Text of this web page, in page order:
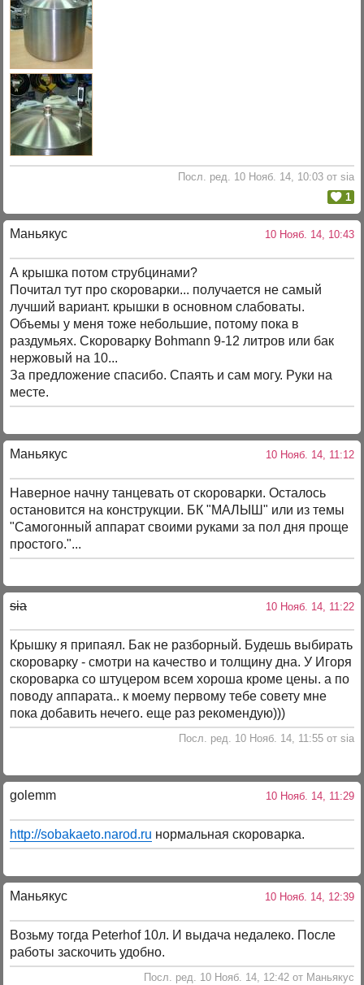
Посл. ред. 10 Нояб. 14, 10:03 от sia
1
Маньякус 10 Нояб. 14, 10:43
А крышка потом струбцинами?
Почитал тут про скороварки... получается не самый
лучший вариант. крышки в основном слабоваты.
Объемы у меня тоже небольшие, потому пока в
раздумьях. Скороварку Bohmann 9-12 литров или бак
нержовый на 10...
За предложение спасибо. Спаять и сам могу. Руки на
месте.
Маньякус 10 Нояб. 14, 11:12
Наверное начну танцевать от скороварки. Осталось
остановится на конструкции. БК "МАЛЫШ" или из темы
"Самогонный аппарат своими руками за пол дня проще
простого."...
sia 10 Нояб. 14, 11:22
Крышку я припаял. Бак не разборный. Будешь выбирать
скороварку - смотри на качество и толщину дна. У Игоря
скороварка со штуцером всем хороша кроме цены. а по
поводу аппарата.. к моему первому тебе совету мне
пока добавить нечего. еще раз рекомендую)))
Посл. ред. 10 Нояб. 14, 11:55 от sia
golemm 10 Нояб. 14, 11:29
http://sobakaeto.narod.ru нормальная скороварка.
Маньякус 10 Нояб. 14, 12:39
Возьму тогда Peterhof 10л. И выдача недалеко. После
работы заскочить удобно.
Посл. ред. 10 Нояб. 14, 12:42 от Маньякус